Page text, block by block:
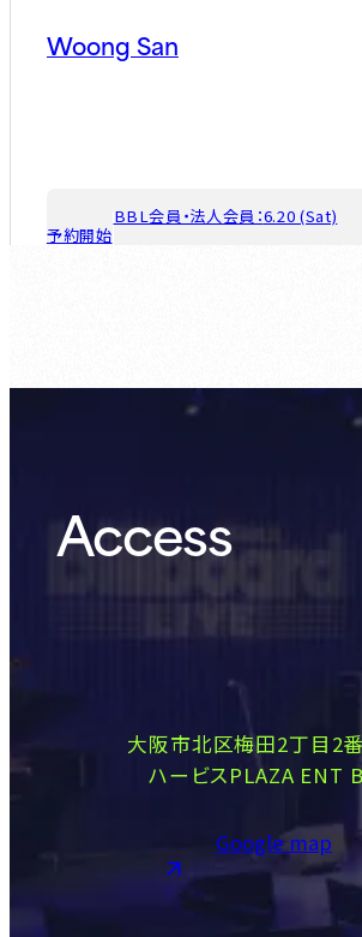
Woong San
予約開始
BBL会員・法人会員：6.20 (Sat)
Access
大阪市北区梅田2丁目2
ハービスPLAZA ENT
Google map